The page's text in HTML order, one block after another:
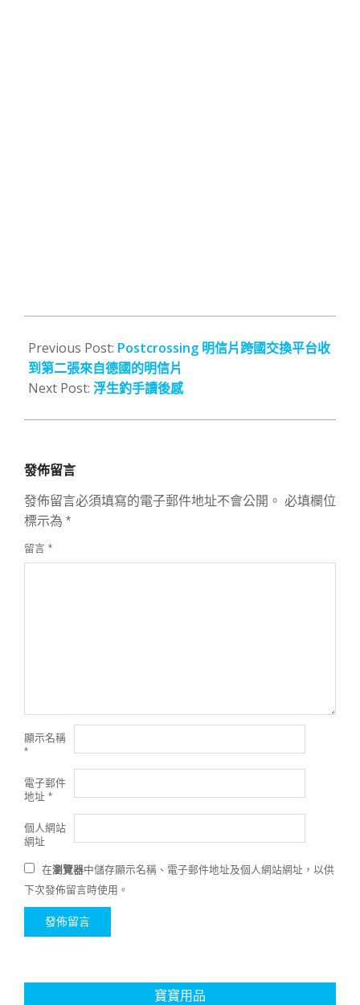
08-
14
Previous Post: Postcrossing 明信片跨國交換平台收
到第二張來自德國的明信片
Next Post: 浮生釣手讀後感
發佈留言
發佈留言必須填寫的電子郵件地址不會公開。 必填欄位
標示為 *
留言 *
顯示名稱
*
電子郵件
地址 *
個人網站
網址
在瀏覽器中儲存顯示名稱、電子郵件地址及個人網站網址，以供
下次發佈留言時使用。
寶寶用品